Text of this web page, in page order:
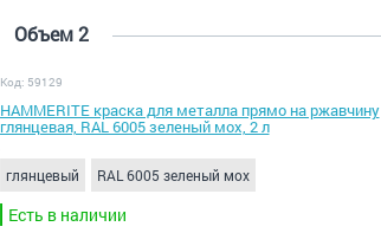
Объем 2
Код: 59129
HAMMERITE краска для металла прямо на ржавчину
глянцевая, RAL 6005 зеленый мох, 2 л
глянцевый RAL 6005 зеленый мох
Есть в наличии